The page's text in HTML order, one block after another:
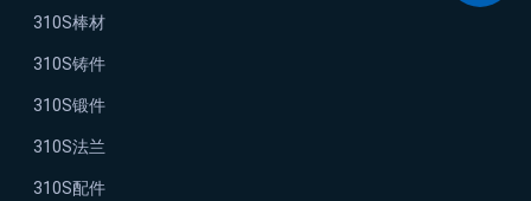
310S棒材
310S铸件
310S锻件
310S法兰
310S配件